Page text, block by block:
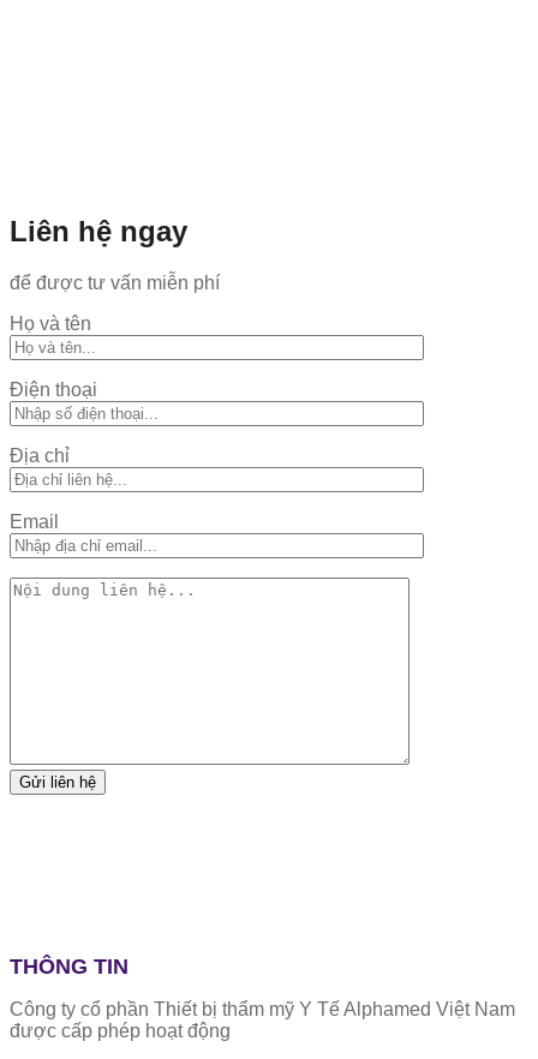
Liên hệ ngay
để được tư vấn miễn phí
Họ và tên
Điện thoại
Địa chỉ
Email
THÔNG TIN
Công ty cổ phần Thiết bị thẩm mỹ Y Tế Alphamed Việt Nam
được cấp phép hoạt động